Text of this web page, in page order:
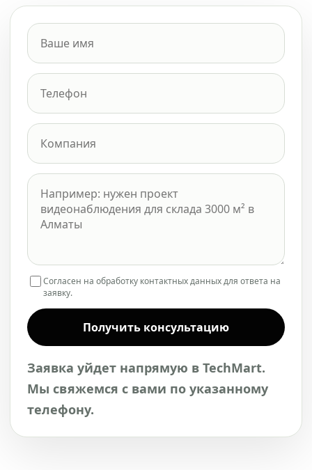
Согласен на обработку контактных данных для ответа на
заявку.
Получить консультацию
Заявка уйдет напрямую в TechMart.
Мы свяжемся с вами по указанному
телефону.